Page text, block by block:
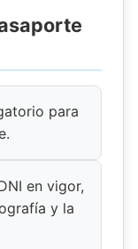
para
en vigor,
y la